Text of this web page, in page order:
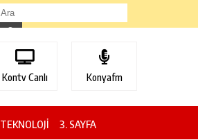
Kontv Canlı Konyafm
TEKNOLOJİ 3. SAYFA